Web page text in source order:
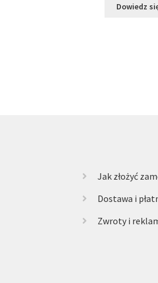
Dowiedz
Jak złożyć
Dostawa i
Zwroty i